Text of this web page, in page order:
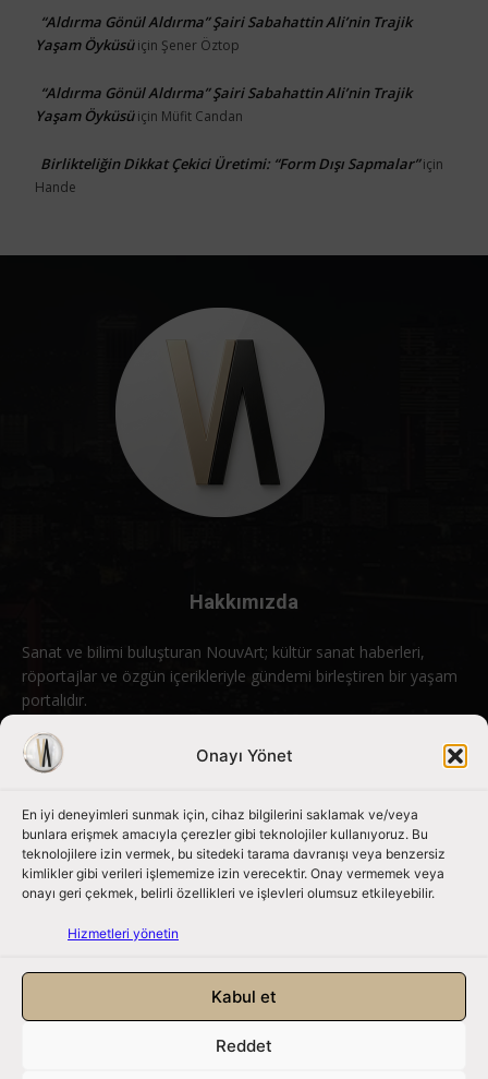
Onayı Yönet
En iyi deneyimleri sunmak için, cihaz bilgilerini saklamak ve/veya
bunlara erişmek amacıyla çerezler gibi teknolojiler kullanıyoruz. Bu
teknolojilere izin vermek, bu sitedeki tarama davranışı veya benzersiz
kimlikler gibi verileri işlememize izin verecektir. Onay vermemek veya
onayı geri çekmek, belirli özellikleri ve işlevleri olumsuz etkileyebilir.
Hizmetleri yönetin
Kabul et
Reddet
“Aldırma Gönül Aldırma” Şairi Sabahattin Ali’nin Trajik
Yaşam Öyküsüiçin Şener Öztop
“Aldırma Gönül Aldırma” Şairi Sabahattin Ali’nin Trajik
Yaşam Öyküsüiçin Müfit Candan
Birlikteliğin Dikkat Çekici Üretimi: “Form Dışı Sapmalar”için
Hande
Hakkımızda
Sanat ve bilimi buluşturan NouvArt; kültür sanat haberleri,
röportajlar ve özgün içerikleriyle gündemi birleştiren bir yaşam
portalıdır.
Bizimle iletişime geçin: info@nouvart.net
Bizi Takip Edin